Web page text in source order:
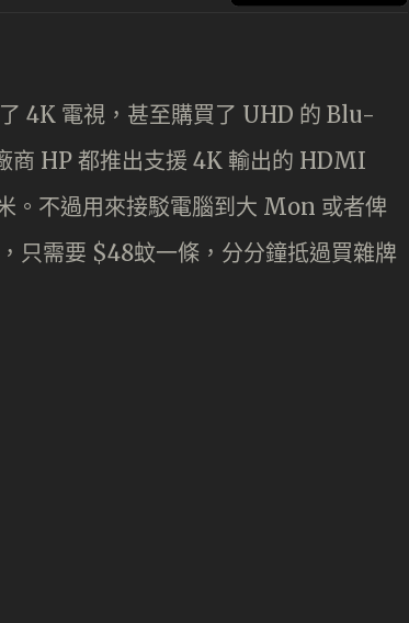
4K 電視，甚至購買了 UHD 的 Blu-
HP 都推出支援 4K 輸出的 HDMI
。不過用來接駁電腦到大 Mon 或者俾
只需要 $48蚊一條，分分鐘抵過買雜牌